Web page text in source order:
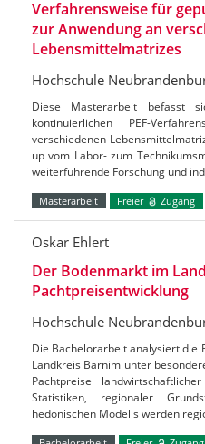
Verfahrensweise für
zur Anwendung an
Lebensmittelmatrizes
Hochschule
Diese Masterarbeit befasst
kontinuierlichen PEF-
verschiedenen
up vom Labor- zum
weiterführende Forschung und
Masterarbeit Freier Zugang
Oskar Ehlert
Der Bodenmarkt im
Pachtpreisentwicklung
Hochschule
Die Bachelorarbeit analysiert die
Landkreis Barnim unter
Pachtpreise
Statistiken, regionaler
hedonischen Modells werden